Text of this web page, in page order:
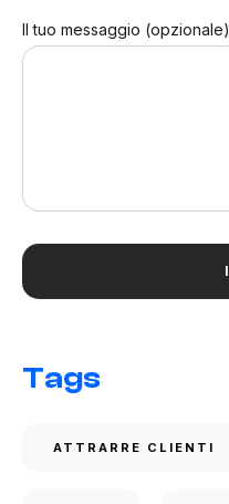
Il tuo messaggio (opzionale)
Tags
ATTRARRE CLIENTI